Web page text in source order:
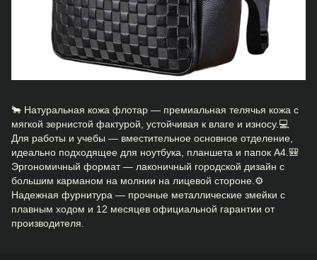
🐂 Натуральная кожа флотар — премиальная телячья кожа с
мягкой зернистой фактурой, устойчивая к влаге и износу.💻
Для работы и учебы — вместительное основное отделение,
идеально подходящее для ноутбука, планшета и папок А4.🎒
Эргономичный формат — лаконичный городской дизайн с
большим карманом на молнии на лицевой стороне.⚙️
Надежная фурнитура — прочные металлические змейки с
плавным ходом и 12 месяцев официальной гарантии от
производителя.